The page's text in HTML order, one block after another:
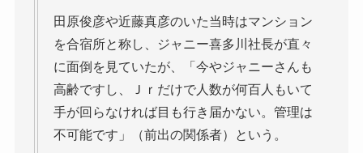
田原俊彦や近藤真彦のいた当時はマンション
を合宿所と称し、ジャニー喜多川社長が直々
に面倒を見ていたが、「今やジャニーさんも
高齢ですし、Ｊｒだけで人数が何百人もいて
手が回らなければ目も行き届かない。管理は
不可能です」（前出の関係者）という。